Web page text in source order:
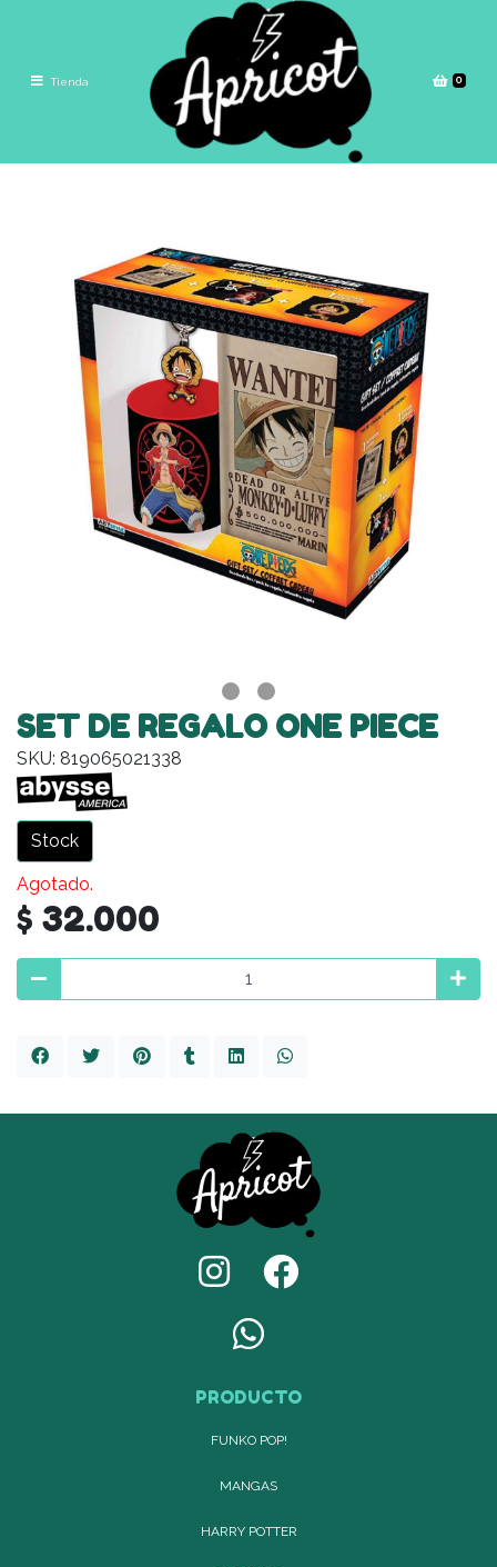
Tienda 0
SET DE REGALO ONE PIECE
SKU: 819065021338
Stock
Agotado.
$ 32.000
PRODUCTO
FUNKO POP!
MANGAS
HARRY POTTER